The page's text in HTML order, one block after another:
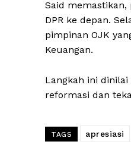
Said
DPR ke depan.
pimpinan OJK
Keuangan.
Langkah ini
reformasi dan
TAGS apresiasi